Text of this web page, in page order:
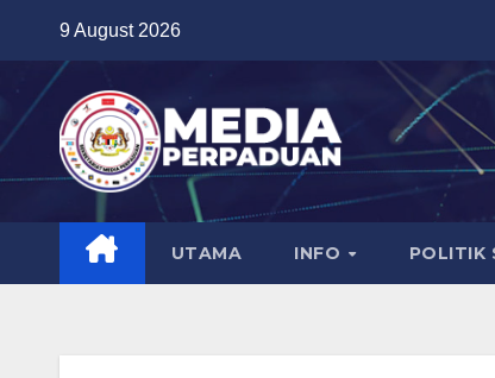
content
9 August 2026
UTAMA INFO POLITIK